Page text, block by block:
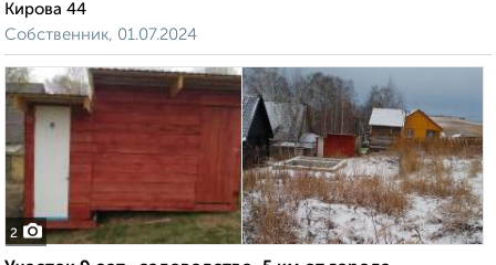
Кирова 44
Собственник, 01.07.2024
2